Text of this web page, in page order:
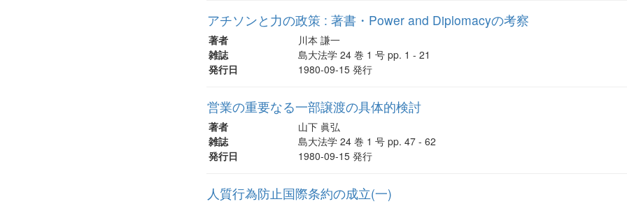
アチソンと力の政策 : 著書・Power and Diplomacyの考察
著者
川本 謙一
雑誌
島大法学 24 巻 1 号 pp. 1 - 21
発行日
1980-09-15 発行
営業の重要なる一部譲渡の具体的検討
著者
山下 眞弘
雑誌
島大法学 24 巻 1 号 pp. 47 - 62
発行日
1980-09-15 発行
人質行為防止国際条約の成立(一)